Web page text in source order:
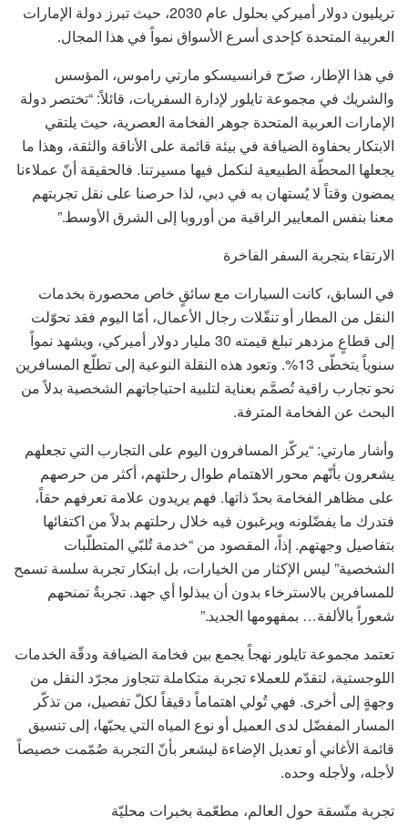
تريليون دولار أميركي بحلول عام 2030، حيث تبرز دولة الإمارات
العربية المتحدة كإحدى أسرع الأسواق نمواً في هذا المجال.
في هذا الإطار، صرّح فرانسيسكو مارتي راموس، المؤسس
والشريك في مجموعة تايلور لإدارة السفريات، قائلاً: “تختصر دولة
الإمارات العربية المتحدة جوهر الفخامة العصرية، حيث يلتقي
الابتكار بحفاوة الضيافة في بيئة قائمة على الأناقة والثقة، وهذا ما
يجعلها المحطّة الطبيعية لنكمل فيها مسيرتنا. فالحقيقة أنّ عملاءنا
يمضون وقتاً لا يُستهان به في دبي، لذا حرصنا على نقل تجربتهم
معنا بنفس المعايير الراقية من أوروبا إلى الشرق الأوسط.”
الارتقاء بتجربة السفر الفاخرة
في السابق، كانت السيارات مع سائقٍ خاص محصورة بخدمات
النقل من المطار أو تنقّلات رجال الأعمال، أمّا اليوم فقد تحوّلت
إلى قطاعٍ مزدهر تبلغ قيمته 30 مليار دولار أميركي، ويشهد نمواً
سنوياً يتخطّى 13%. وتعود هذه النقلة النوعية إلى تطلّع المسافرين
نحو تجارب راقية تُصمَّم بعناية لتلبية احتياجاتهم الشخصية بدلاً من
البحث عن الفخامة المترفة.
وأشار مارتي: “يركّز المسافرون اليوم على التجارب التي تجعلهم
يشعرون بأنّهم محور الاهتمام طوال رحلتهم، أكثر من حرصهم
على مظاهر الفخامة بحدّ ذاتها. فهم يريدون علامة تعرفهم حقاً،
فتدرك ما يفضّلونه ويرغبون فيه خلال رحلتهم بدلاً من اكتفائها
بتفاصيل وجهتهم. إذاً، المقصود من “خدمة تُلبّي المتطلّبات
الشخصية” ليس الإكثار من الخيارات، بل ابتكار تجربة سلسة تسمح
للمسافرين بالاسترخاء بدون أن يبذلوا أي جهد. تجربةٌ تمنحهم
شعوراً بالألفة… بمفهومها الجديد.”
تعتمد مجموعة تايلور نهجاً يجمع بين فخامة الضيافة ودقّة الخدمات
اللوجستية، لتقدّم للعملاء تجربة متكاملة تتجاوز مجرّد النقل من
وجهةٍ إلى أخرى. فهي تُولي اهتماماً دقيقاً لكلّ تفصيل، من تذكّر
المسار المفضّل لدى العميل أو نوع المياه التي يحبّها، إلى تنسيق
قائمة الأغاني أو تعديل الإضاءة ليشعر بأنّ التجربة صُمّمت خصيصاً
لأجله، ولأجله وحده.
تجربة متّسقة حول العالم، مطعّمة بخبرات محليّة